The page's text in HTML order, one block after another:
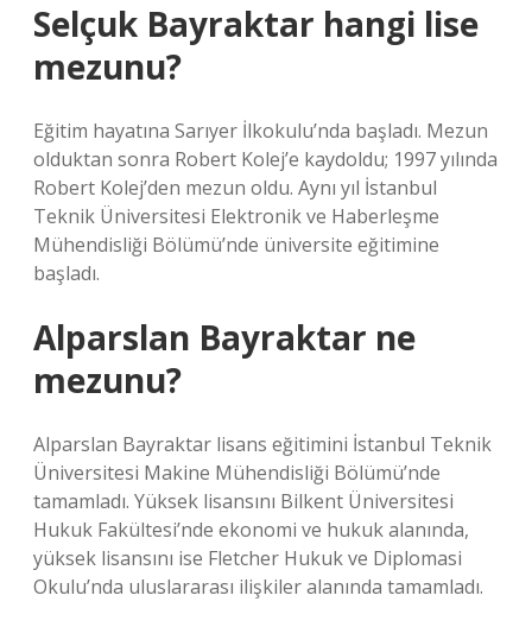
Selçuk Bayraktar hangi lise
mezunu?
Eğitim hayatına Sarıyer İlkokulu’nda başladı. Mezun
olduktan sonra Robert Kolej’e kaydoldu; 1997 yılında
Robert Kolej’den mezun oldu. Aynı yıl İstanbul
Teknik Üniversitesi Elektronik ve Haberleşme
Mühendisliği Bölümü’nde üniversite eğitimine
başladı.
Alparslan Bayraktar ne
mezunu?
Alparslan Bayraktar lisans eğitimini İstanbul Teknik
Üniversitesi Makine Mühendisliği Bölümü’nde
tamamladı. Yüksek lisansını Bilkent Üniversitesi
Hukuk Fakültesi’nde ekonomi ve hukuk alanında,
yüksek lisansını ise Fletcher Hukuk ve Diplomasi
Okulu’nda uluslararası ilişkiler alanında tamamladı.